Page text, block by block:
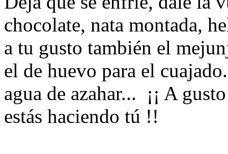
chocolate, nata montada,
a tu gusto también el
el de huevo para el
agua de azahar... ¡¡ A
estás haciendo tú !!